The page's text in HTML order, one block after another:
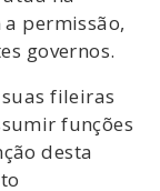
a permissão,
governos.
fileiras
funções
desta